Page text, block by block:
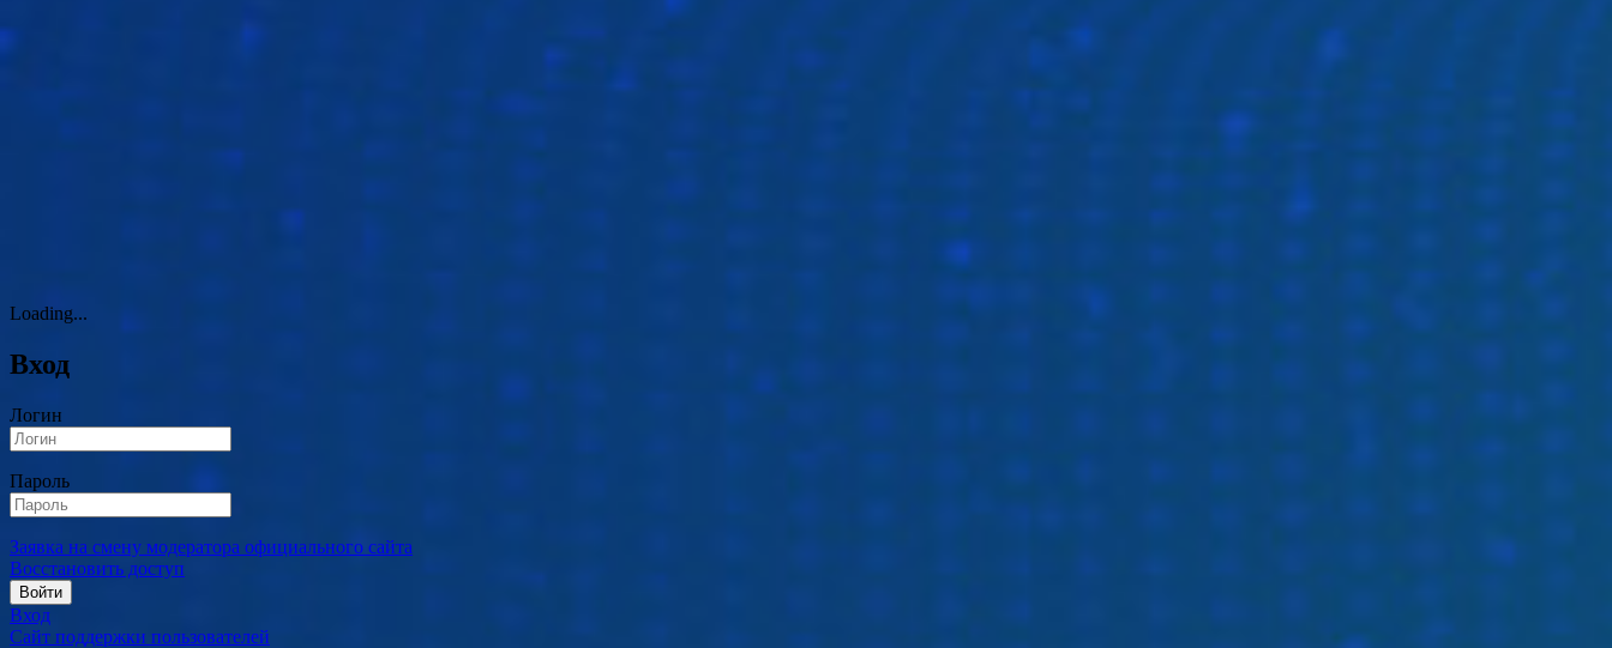
Loading...
Вход
Логин
Пароль
Заявка на смену модератора официального сайта
Восстановить доступ
Войти
Вход
Сайт поддержки пользователей